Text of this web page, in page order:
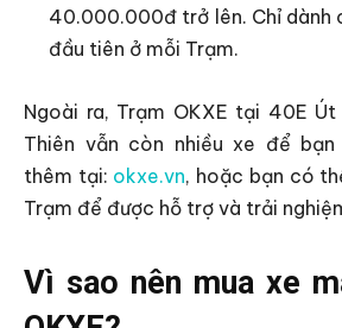
40.000.000đ trở lên. Chỉ dành
đầu tiên ở mỗi Trạm.
Ngoài ra, Trạm OKXE tại 40E
Thiên vẫn còn nhiều xe để
thêm tại: okxe.vn, hoặc bạn có
Trạm để được hỗ trợ và trải
Vì sao nên mua xe